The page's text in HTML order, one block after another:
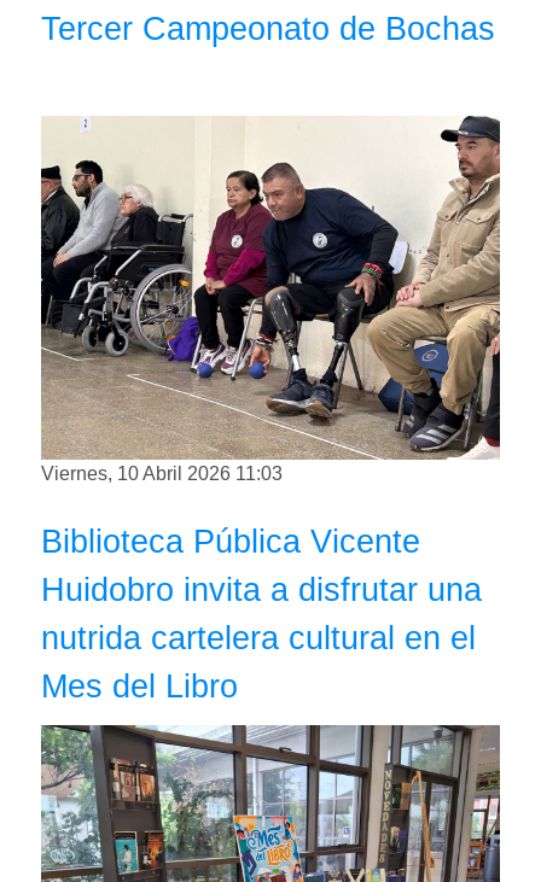
Tercer Campeonato de Bochas
Viernes, 10 Abril 2026 11:03
Biblioteca Pública Vicente
Huidobro invita a disfrutar una
nutrida cartelera cultural en el
Mes del Libro